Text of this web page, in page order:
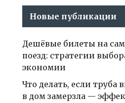
Новые публикации
Дешёвые билеты на
поезд: стратегии
экономии
Что делать, если труба
в дом замерзла —